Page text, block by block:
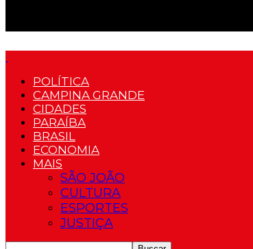
POLÍTICA
CAMPINA GRANDE
CIDADES
PARAÍBA
BRASIL
ECONOMIA
MAIS
SÃO JOÃO
CULTURA
ESPORTES
JUSTIÇA